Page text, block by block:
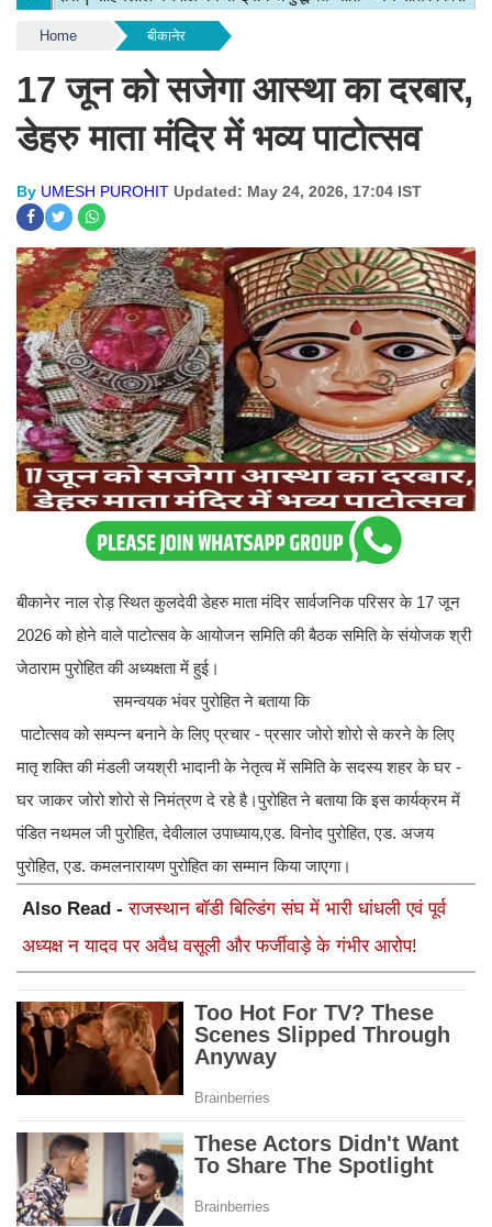
Home बीकानेर
17 जून को सजेगा आस्था का दरबार,
डेहरु माता मंदिर में भव्य पाटोत्सव
By UMESH PUROHIT Updated: May 24, 2026, 17:04 IST
बीकानेर नाल रोड़ स्थित कुलदेवी डेहरु माता मंदिर सार्वजनिक परिसर के 17 जून
2026 को होने वाले पाटोत्सव के आयोजन समिति की बैठक समिति के संयोजक श्री
जेठाराम पुरोहित की अध्यक्षता में हुई।
समन्वयक भंवर पुरोहित ने बताया कि
पाटोत्सव को सम्पन्न बनाने के लिए प्रचार - प्रसार जोरो शोरो से करने के लिए
मातृ शक्ति की मंडली जयश्री भादानी के नेतृत्व में समिति के सदस्य शहर के घर -
घर जाकर जोरो शोरो से निमंत्रण दे रहे है।पुरोहित ने बताया कि इस कार्यक्रम में
पंडित नथमल जी पुरोहित, देवीलाल उपाध्याय,एड. विनोद पुरोहित, एड. अजय
पुरोहित, एड. कमलनारायण पुरोहित का सम्मान किया जाएगा।
Also Read -राजस्थान बॉडी बिल्डिंग संघ में भारी धांधली एवं पूर्व
अध्यक्ष न यादव पर अवैध वसूली और फर्जीवाड़े के गंभीर आरोप!